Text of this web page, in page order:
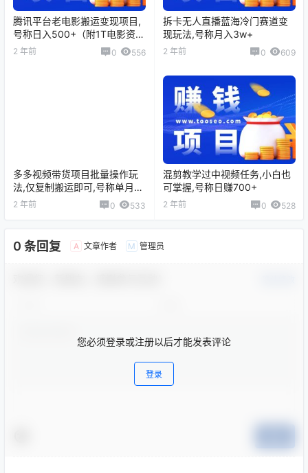
腾讯平台老电影搬运变现项目,
号称日入500+（附1T电影资
源）
2 年前 0 556
拆卡无人直播蓝海冷门赛道变
现玩法,号称月入3w+
2 年前 0 609
多多视频带货项目批量操作玩
法,仅复制搬运即可,号称单月收
益可达上万+
2 年前 0 533
混剪教学过中视频任务,小白也
可掌握,号称日赚700+
2 年前 0 528
0 条回复 A 文章作者 M 管理员
您必须登录或注册以后才能发表评论
登录